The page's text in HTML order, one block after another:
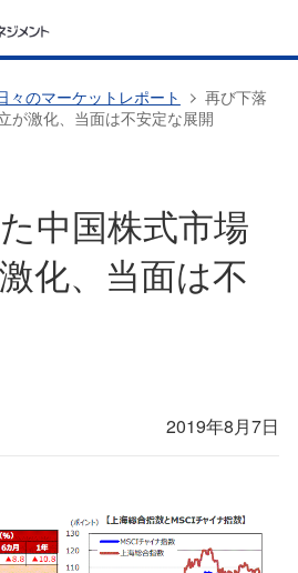
々のマーケットレポート
再び下落
が激化、当面は不安定な展開
中国株式市場
化、当面は不
2019年8月7日